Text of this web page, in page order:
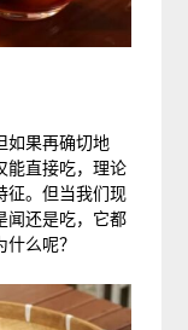
如果再确切地
能直接吃，理论
征。但当我们现
闻还是吃，它都
么呢？